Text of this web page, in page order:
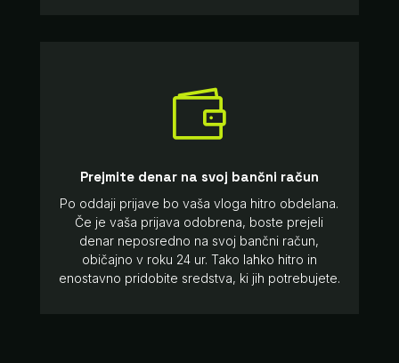

Prejmite denar na svoj bančni račun
Po oddaji prijave bo vaša vloga hitro obdelana.
Če je vaša prijava odobrena, boste prejeli
denar neposredno na svoj bančni račun,
običajno v roku 24 ur. Tako lahko hitro in
enostavno pridobite sredstva, ki jih potrebujete.